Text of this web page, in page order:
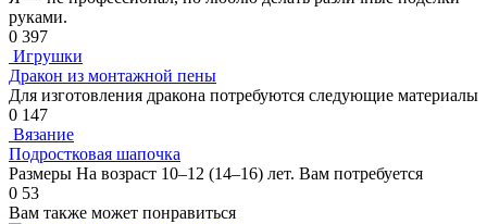
руками.
0 397
Игрушки
Дракон из монтажной пены
Для изготовления дракона потребуются следующие материалы
0 147
Вязание
Подростковая шапочка
Размеры На возраст 10–12 (14–16) лет. Вам потребуется
0 53
Вам также может понравиться